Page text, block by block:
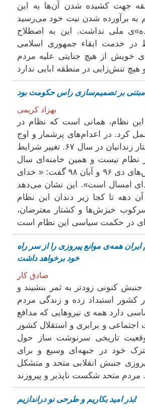
جهت کشیده شدن آن‌ها به این
به برآورده شدن نیت خود می‌رسید
ملی نداشت. این به اصطلاح
در خدمت ابقاء جمهوری اسلامی
خویش از هیچ جنایتی علیه مردم
بهزاد کریمی
نظام، همانی است که نظام در
خونین ۶۰ عمل کرد. در اعدام‌های پرشمار و اوج
آن فاجعه ملی کشتار زندانیان در سال ۶۷. تغییر شرایط
نظام نیست و همین خامنه‌ای سال
۱۴۰۱ در پی خیزش‌های دی ۹۶ و آبان ۹۸ گفت: « خدای
خدای امسال است». این نشان می‌دهد
دهه تا کجا زیر دندان این نظام
خیزش‌ها و کشتار معترضان،
همە‌ی موانع پیروزی را از سر راە
خود بر‌خواهد داشت
صادق کار
جنبش کنونی زودتر بە ثمر بنشیند و
کشور استبداد زدە و زندگی مردم
دارد همە ی نیروهایی کە مدافع
و برابری و استقلال کشور
تاریخی سرنوشت ساز حول
خود در جبهەای وسیع و برای
جنبش انقلابی متحد و متشکل
بذر امید بکاریم و طرحی نو دراندازیم!